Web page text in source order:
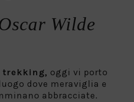
Wilde
trekking, oggi vi porto
dove meraviglia e
abbracciate.